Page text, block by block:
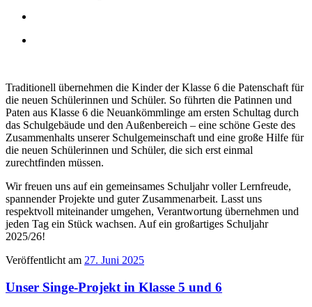
Traditionell übernehmen die Kinder der Klasse 6 die Patenschaft für
die neuen Schülerinnen und Schüler. So führten die Patinnen und
Paten aus Klasse 6 die Neuankömmlinge am ersten Schultag durch
das Schulgebäude und den Außenbereich – eine schöne Geste des
Zusammenhalts unserer Schulgemeinschaft und eine große Hilfe für
die neuen Schülerinnen und Schüler, die sich erst einmal
zurechtfinden müssen.
Wir freuen uns auf ein gemeinsames Schuljahr voller Lernfreude,
spannender Projekte und guter Zusammenarbeit. Lasst uns
respektvoll miteinander umgehen, Verantwortung übernehmen und
jeden Tag ein Stück wachsen. Auf ein großartiges Schuljahr
2025/26!
Veröffentlicht am 27. Juni 2025
Unser Singe-Projekt in Klasse 5 und 6